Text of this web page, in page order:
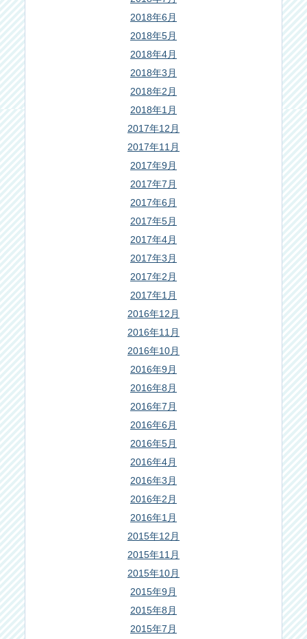
2018年6月
2018年5月
2018年4月
2018年3月
2018年2月
2018年1月
2017年12月
2017年11月
2017年9月
2017年7月
2017年6月
2017年5月
2017年4月
2017年3月
2017年2月
2017年1月
2016年12月
2016年11月
2016年10月
2016年9月
2016年8月
2016年7月
2016年6月
2016年5月
2016年4月
2016年3月
2016年2月
2016年1月
2015年12月
2015年11月
2015年10月
2015年9月
2015年8月
2015年7月